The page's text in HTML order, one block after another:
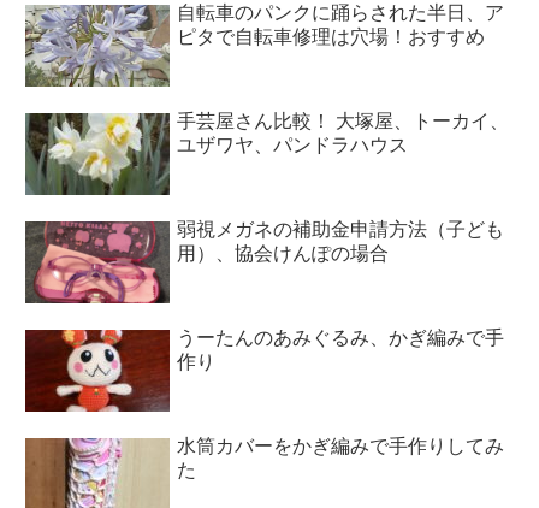
自転車のパンクに踊らされた半日、ア
ピタで自転車修理は穴場！おすすめ
手芸屋さん比較！ 大塚屋、トーカイ、
ユザワヤ、パンドラハウス
弱視メガネの補助金申請方法（子ども
用）、協会けんぽの場合
うーたんのあみぐるみ、かぎ編みで手
作り
水筒カバーをかぎ編みで手作りしてみ
た